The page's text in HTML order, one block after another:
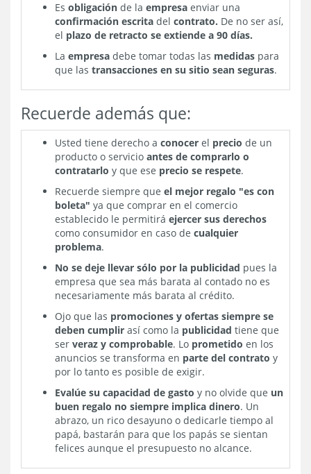
Es obligación de la empresa enviar una
confirmación escrita del contrato. De no ser así,
el plazo de retracto se extiende a 90 días.
La empresa debe tomar todas las medidas para
que las transacciones en su sitio sean seguras.
Recuerde además que:
Usted tiene derecho a conocer el precio de un
producto o servicio antes de comprarlo o
contratarlo y que ese precio se respete.
Recuerde siempre que el mejor regalo "es con
boleta" ya que comprar en el comercio
establecido le permitirá ejercer sus derechos
como consumidor en caso de cualquier
problema.
No se deje llevar sólo por la publicidad pues la
empresa que sea más barata al contado no es
necesariamente más barata al crédito.
Ojo que las promociones y ofertas siempre se
deben cumplir así como la publicidad tiene que
ser veraz y comprobable. Lo prometido en los
anuncios se transforma en parte del contrato y
por lo tanto es posible de exigir.
Evalúe su capacidad de gasto y no olvide que un
buen regalo no siempre implica dinero. Un
abrazo, un rico desayuno o dedicarle tiempo al
papá, bastarán para que los papás se sientan
felices aunque el presupuesto no alcance.